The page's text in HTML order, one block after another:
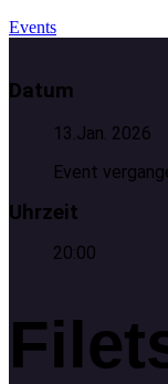
Events
Datum
13.Jan. 2026
Event
Uhrzeit
20:00